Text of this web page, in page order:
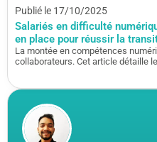
Publié le 17/10/2025
Salariés en difficulté
en place pour réussir la
La montée en compétences
collaborateurs. Cet article détaille